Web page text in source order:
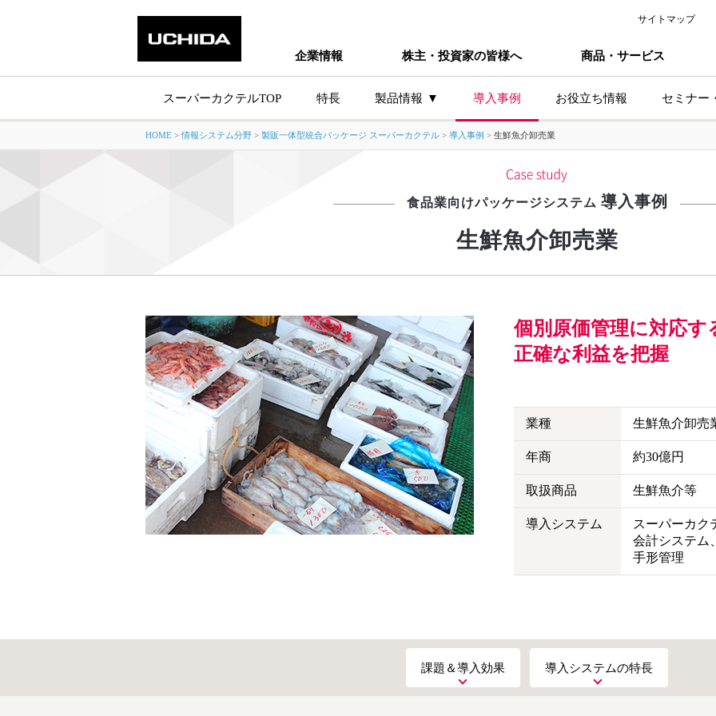
サイトマップ
企業情報 株主・投資家の皆様へ 商品・サービス
スーパーカクテルTOP 特長 製品情報
製品情報トップ
導入事例 お役立ち情報 セミナー
HOME >情報システム分野 > 製販一体型統合パッケージ スーパーカクテル > 導入事例 > 生鮮魚介卸売業
食品業向けパッケージシステム 導入事例
生鮮魚介卸売業
個別原価管理に対応す
正確な利益を把握
業種 生鮮魚介卸売
年商 約30億円
取扱商品 生鮮魚介等
導入システム
スーパーカク
会計システム、
手形管理
課題＆導入効果 導入システムの特長